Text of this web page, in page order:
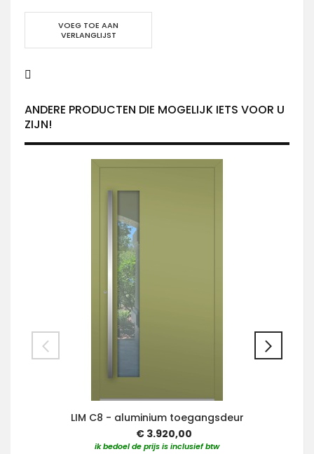
VOEG TOE AAN
VERLANGLIJST
ANDERE PRODUCTEN DIE MOGELIJK IETS VOOR U
ZIJN!
LIM C8 - aluminium toegangsdeur
€ 3.920,00
ik bedoel de prijs is inclusief btw